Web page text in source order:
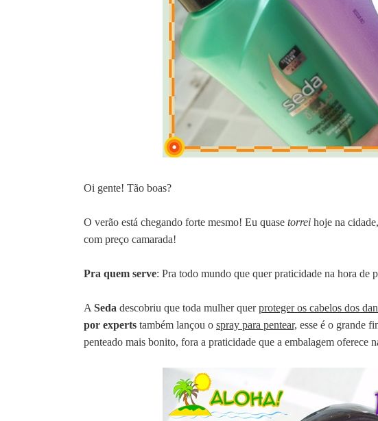
Oi gente! Tão boas?
O verão está chegando forte mesmo! Eu quase torrei hoje na
com preço camarada!
Pra quem serve: Pra todo mundo que quer praticidade na hora de
A Seda descobriu que toda mulher querproteger os cabelos dos
por experts também lançou o spray para pentear, esse é o grande
penteado mais bonito, fora a praticidade que a embalagem oferece